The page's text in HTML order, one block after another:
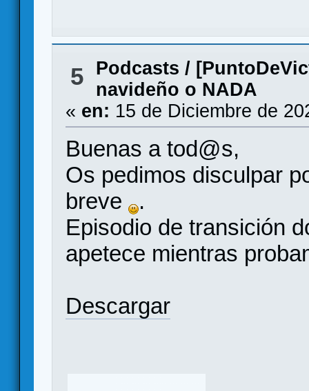
5 Podcasts /
navideño o NADA
« en: 15 de Diciembre de
Buenas a tod@s,
Os pedimos disculpar
breve .
Episodio de transición
apetece mientras
Descargar